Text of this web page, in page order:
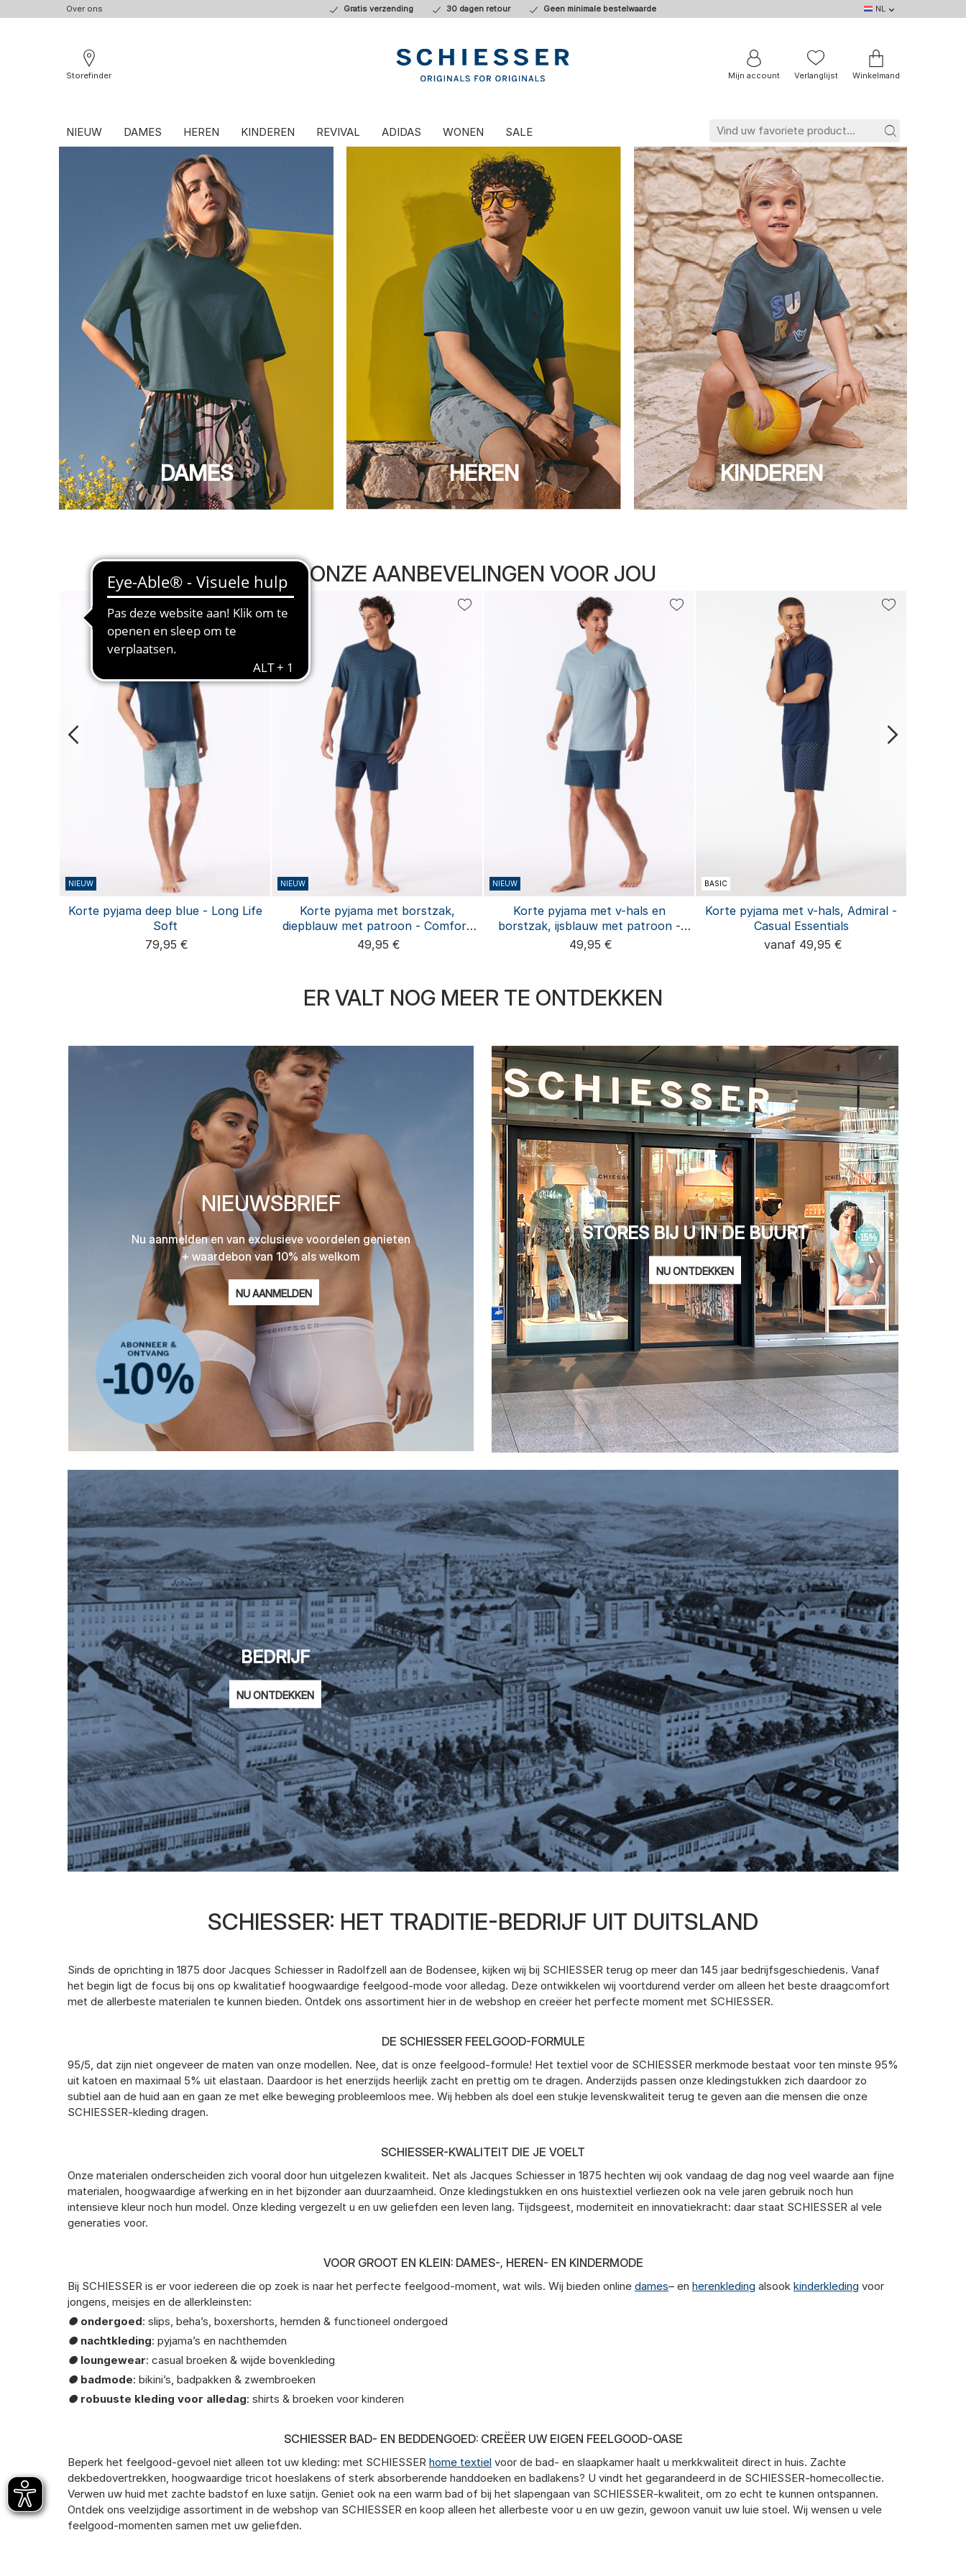
Over ons Gratis verzending 30 dagen retour Geen minimale bestelwaarde
NL
DE
NL
BE
FR
Storefinder
Mijn account Verlanglijst Winkelmand
NIEUW DAMES HEREN KINDEREN REVIVAL ADIDAS WONEN SALE
DAMES HEREN KINDEREN
ONZE AANBEVELINGEN VOOR JOU
NIEUW
Korte pyjama deep blue - Long Life
Soft
79,95 €
NIEUW
Korte pyjama met borstzak,
diepblauw met patroon - Comfort
Essentials
49,95 €
NIEUW
Korte pyjama met v-hals en
borstzak, ijsblauw met patroon -
Comfort Essentials
49,95 €
BASIC
Korte pyjama met v-hals, Admiral -
Casual Essentials
vanaf 49,95 €
ER VALT NOG MEER TE ONTDEKKEN
NIEUWSBRIEF
Nu aanmelden en van exclusieve voordelen genieten
+ waardebon van 10% als welkom
E-
mailadres
NU AANMELDEN
Ik ben geïnteresseerd in:
Damesmode
Herenmode ADIDAS
Privacy Policy
STORES BIJ U IN DE BUURT
NU ONTDEKKEN
BEDRIJF
NU ONTDEKKEN
SCHIESSER: HET TRADITIE-BEDRIJF UIT DUITSLAND
Sinds de oprichting in 1875 door Jacques Schiesser in Radolfzell aan de Bodensee, kijken wij bij SCHIESSER terug op meer dan 145 jaar bedrijfsgeschiedenis. Vanaf
het begin ligt de focus bij ons op kwalitatief hoogwaardige feelgood-mode voor alledag. Deze ontwikkelen wij voortdurend verder om alleen het beste draagcomfort
met de allerbeste materialen te kunnen bieden. Ontdek ons assortiment hier in de webshop en creëer het perfecte moment met SCHIESSER.
DE SCHIESSER FEELGOOD-FORMULE
95/5, dat zijn niet ongeveer de maten van onze modellen. Nee, dat is onze feelgood-formule! Het textiel voor de SCHIESSER merkmode bestaat voor ten minste 95%
uit katoen en maximaal 5% uit elastaan. Daardoor is het enerzijds heerlijk zacht en prettig om te dragen. Anderzijds passen onze kledingstukken zich daardoor zo
subtiel aan de huid aan en gaan ze met elke beweging probleemloos mee. Wij hebben als doel een stukje levenskwaliteit terug te geven aan die mensen die onze
SCHIESSER-kleding dragen.
SCHIESSER-KWALITEIT DIE JE VOELT
Onze materialen onderscheiden zich vooral door hun uitgelezen kwaliteit. Net als Jacques Schiesser in 1875 hechten wij ook vandaag de dag nog veel waarde aan fijne
materialen, hoogwaardige afwerking en in het bijzonder aan duurzaamheid. Onze kledingstukken en ons huistextiel verliezen ook na vele jaren gebruik noch hun
intensieve kleur noch hun model. Onze kleding vergezelt u en uw geliefden een leven lang. Tijdsgeest, moderniteit en innovatiekracht: daar staat SCHIESSER al vele
generaties voor.
VOOR GROOT EN KLEIN: DAMES-, HEREN- EN KINDERMODE
Bij SCHIESSER is er voor iedereen die op zoek is naar het perfecte feelgood-moment, wat wils. Wij bieden online dames– en herenkleding alsook kinderkleding voor
jongens, meisjes en de allerkleinsten:
● ondergoed: slips, beha’s, boxershorts, hemden & functioneel ondergoed
● nachtkleding: pyjama’s en nachthemden
● loungewear: casual broeken & wijde bovenkleding
● badmode: bikini’s, badpakken & zwembroeken
● robuuste kleding voor alledag: shirts & broeken voor kinderen
SCHIESSER BAD- EN BEDDENGOED: CREËER UW EIGEN FEELGOOD-OASE
Beperk het feelgood-gevoel niet alleen tot uw kleding: met SCHIESSER home textiel voor de bad- en slaapkamer haalt u merkkwaliteit direct in huis. Zachte
dekbedovertrekken, hoogwaardige tricot hoeslakens of sterk absorberende handdoeken en badlakens? U vindt het gegarandeerd in de SCHIESSER-homecollectie.
Verwen uw huid met zachte badstof en luxe satijn. Geniet ook na een warm bad of bij het slapengaan van SCHIESSER-kwaliteit, om zo echt te kunnen ontspannen.
Ontdek ons veelzijdige assortiment in de webshop van SCHIESSER en koop alleen het allerbeste voor u en uw gezin, gewoon vanuit uw luie stoel. Wij wensen u vele
feelgood-momenten samen met uw geliefden.